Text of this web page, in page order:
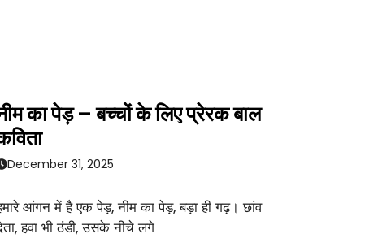
का पेड़ – बच्चों के लिए प्रेरक बाल
December 31, 2025
आंगन में है एक पेड़, नीम का पेड़, बड़ा ही गढ़। छांव
हवा भी ठंडी, उसके नीचे लगे